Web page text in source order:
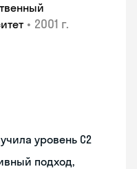
• 2001 г.
уровень С2
подход,